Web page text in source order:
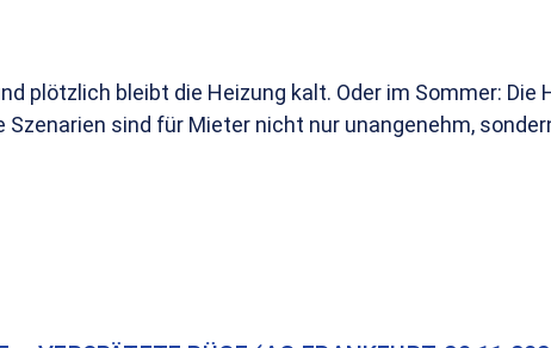
plötzlich bleibt die Heizung kalt. Oder im Sommer:
sind für Mieter nicht nur unangenehm,